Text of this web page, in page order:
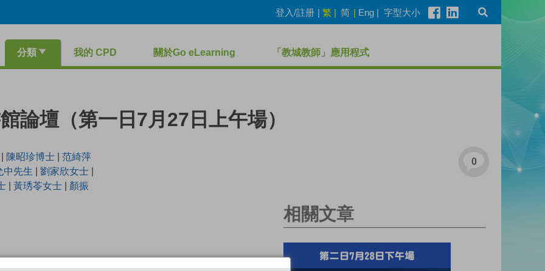
登入/註册 | 繁 | 简 | Eng | 字型大小
分類 我的 CPD 關於Go eLearning 「教城教師」應用程式
論壇（第一日7月27日上午場）
0
陳昭珍博士
范綺萍
中先生
劉家欣女士
黃琇苓女士 顏振
相關文章